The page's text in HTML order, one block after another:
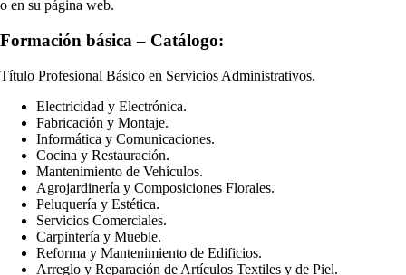
o en su página web.
Formación básica – Catálogo:
Título Profesional Básico en Servicios Administrativos.
Electricidad y Electrónica.
Fabricación y Montaje.
Informática y Comunicaciones.
Cocina y Restauración.
Mantenimiento de Vehículos.
Agrojardinería y Composiciones Florales.
Peluquería y Estética.
Servicios Comerciales.
Carpintería y Mueble.
Reforma y Mantenimiento de Edificios.
Arreglo y Reparación de Artículos Textiles y de Piel.